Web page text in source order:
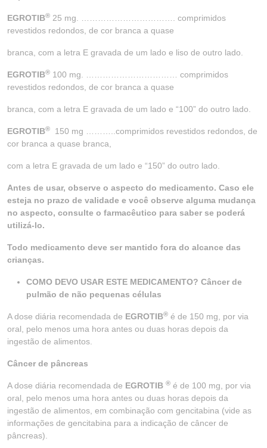
EGROTIB® 25 mg. ……………………………. comprimidos
revestidos redondos, de cor branca a quase
branca, com a letra E gravada de um lado e liso de outro lado.
EGROTIB® 100 mg. …………………………… comprimidos
revestidos redondos, de cor branca a quase
branca, com a letra E gravada de um lado e “100” do outro lado.
EGROTIB®
150 mg ………..comprimidos revestidos redondos, de
cor branca a quase branca,
com a letra E gravada de um lado e “150” do outro lado.
Antes de usar, observe o aspecto do medicamento. Caso ele
esteja no prazo de validade e você observe alguma mudança
no aspecto, consulte o farmacêutico para saber se poderá
utilizá-lo.
Todo medicamento deve ser mantido fora do alcance das
crianças.
COMO DEVO USAR ESTE MEDICAMENTO? Câncer de
pulmão de não pequenas células
A dose diária recomendada de EGROTIB® é de 150 mg, por via
oral, pelo menos uma hora antes ou duas horas depois da
ingestão de alimentos.
Câncer de pâncreas
A dose diária recomendada de EGROTIB ® é de 100 mg, por via
oral, pelo menos uma hora antes ou duas horas depois da
ingestão de alimentos, em combinação com gencitabina (vide as
informações de gencitabina para a indicação de câncer de
pâncreas).